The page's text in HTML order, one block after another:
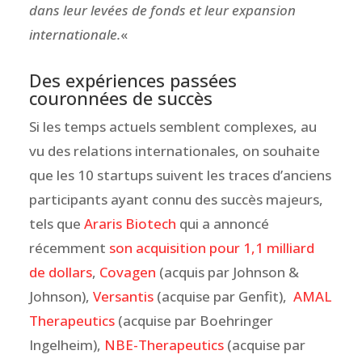
dans leur levées de fonds et leur expansion
internationale.«
Des expériences passées
couronnées de succès
Si les temps actuels semblent complexes, au
vu des relations internationales, on souhaite
que les 10 startups suivent les traces d’anciens
participants ayant connu des succès majeurs,
tels que Araris Biotech qui a annoncé
récemment son acquisition pour 1,1 milliard
de dollars, Covagen (acquis par Johnson &
Johnson), Versantis(acquise par Genfit), AMAL
Therapeutics (acquise par Boehringer
Ingelheim), NBE-Therapeutics (acquise par